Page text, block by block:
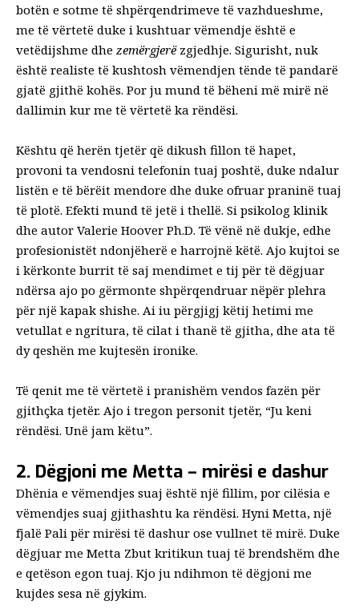
botën e sotme të shpërqendrimeve të vazhdueshme,
me të vërtetë duke i kushtuar vëmendje është e
vetëdijshme dhe zemërgjerëzgjedhje. Sigurisht, nuk
është realiste të kushtosh vëmendjen tënde të pandarë
gjatë gjithë kohës. Por ju mund të bëheni më mirë në
dallimin kur me të vërtetë ka rëndësi.
Kështu që herën tjetër që dikush fillon të hapet,
provoni ta vendosni telefonin tuaj poshtë, duke ndalur
listën e të bërëit mendore dhe duke ofruar praninë tuaj
të plotë. Efekti mund të jetë i thellë. Si psikolog klinik
dhe autor Valerie Hoover Ph.D. Të vënë në dukje, edhe
profesionistët ndonjëherë e harrojnë këtë. Ajo kujtoi se
i kërkonte burrit të saj mendimet e tij për të dëgjuar
ndërsa ajo po gërmonte shpërqendruar nëpër plehra
për një kapak shishe. Ai iu përgjigj këtij hetimi me
vetullat e ngritura, të cilat i thanë të gjitha, dhe ata të
dy qeshën me kujtesën ironike.
Të qenit me të vërtetë i pranishëm vendos fazën për
gjithçka tjetër. Ajo i tregon personit tjetër, “Ju keni
rëndësi. Unë jam këtu”.
2. Dëgjoni me Metta – mirësi e dashur
Dhënia e vëmendjes suaj është një fillim, por cilësia e
vëmendjes suaj gjithashtu ka rëndësi. Hyni Metta, një
fjalë Pali për mirësi të dashur ose vullnet të mirë. Duke
dëgjuar me Metta Zbut kritikun tuaj të brendshëm dhe
e qetëson egon tuaj. Kjo ju ndihmon të dëgjoni me
kujdes sesa në gjykim.